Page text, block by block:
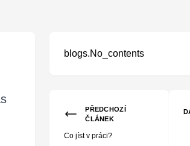
blogs.No_contents
PŘEDCHOZÍ
ČLÁNEK
Co jíst v práci?